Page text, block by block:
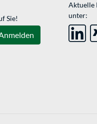
Sie!
Aktuelle
unter: